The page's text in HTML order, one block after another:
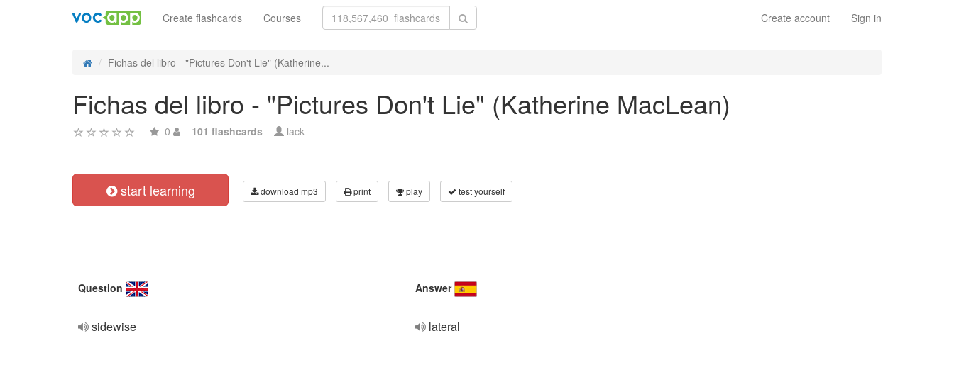
Create account Sign in
Create flashcards Courses
Fichas del libro - "Pictures Don't Lie" (Katherine...
Fichas del libro - "Pictures Don't Lie" (Katherine MacLean)
0 101 flashcards lack
start learning download mp3 print play test yourself
Question Answer
sidewise lateral